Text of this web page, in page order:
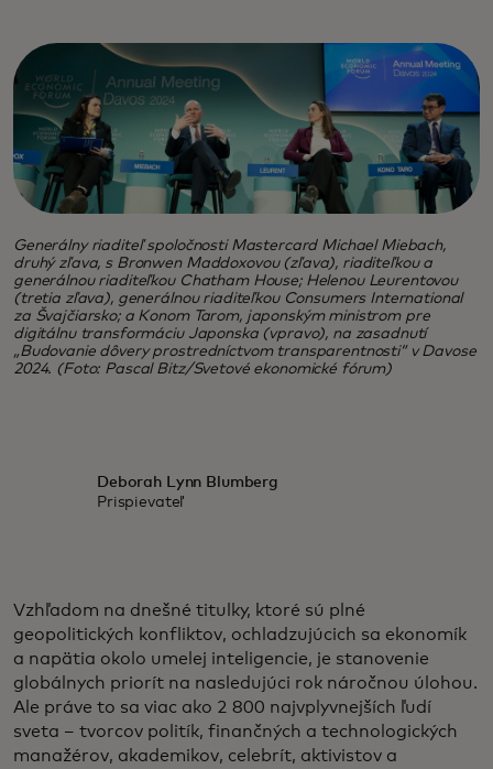
Generálny riaditeľ spoločnosti Mastercard Michael Miebach,
druhý zľava, s Bronwen Maddoxovou (zľava), riaditeľkou a
generálnou riaditeľkou Chatham House; Helenou Leurentovou
(tretia zľava), generálnou riaditeľkou Consumers International
za Švajčiarsko; a Konom Tarom, japonským ministrom pre
digitálnu transformáciu Japonska (vpravo), na zasadnutí
„Budovanie dôvery prostredníctvom transparentnosti“ v Davose
2024. (Foto: Pascal Bitz/Svetové ekonomické fórum)
Deborah Lynn Blumberg
Prispievateľ
Vzhľadom na dnešné titulky, ktoré sú plné
geopolitických konfliktov, ochladzujúcich sa ekonomík
a napätia okolo umelej inteligencie, je stanovenie
globálnych priorít na nasledujúci rok náročnou úlohou.
Ale práve to sa viac ako 2 800 najvplyvnejších ľudí
sveta – tvorcov politík, finančných a technologických
manažérov, akademikov, celebrít, aktivistov a